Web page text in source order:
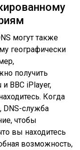
могут также
географически
получить
BBC iPlayer,
Когда
DNS-служба
чтобы
вы находитесь
возможность,